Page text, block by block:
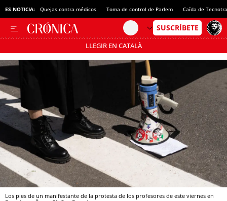
ES NOTICIA: Quejas contra médicos Toma de control de Parlem Caída de
LLEGIR EN CATALÀ
Pásate al MODO AHORRO
Los pies de un manifestante de la protesta de los profesores de este viernes en